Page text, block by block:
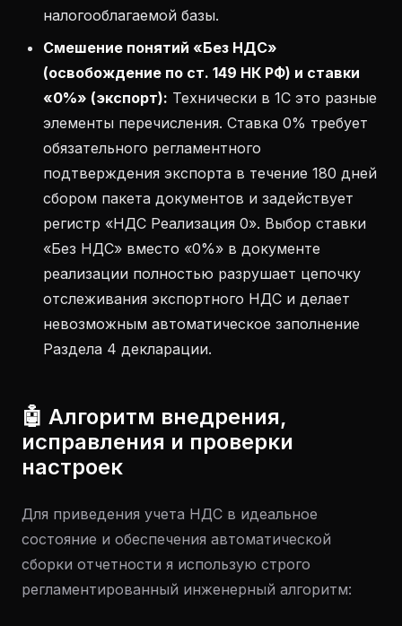
налогооблагаемой базы.
Смешение понятий «Без НДС»
(освобождение по ст. 149 НК РФ) и ставки
«0%» (экспорт): Технически в 1С это разные
элементы перечисления. Ставка 0% требует
обязательного регламентного
подтверждения экспорта в течение 180 дней
сбором пакета документов и задействует
регистр «НДС Реализация 0». Выбор ставки
«Без НДС» вместо «0%» в документе
реализации полностью разрушает цепочку
отслеживания экспортного НДС и делает
невозможным автоматическое заполнение
Раздела 4 декларации.
🤖 Алгоритм внедрения,
исправления и проверки
настроек
Для приведения учета НДС в идеальное
состояние и обеспечения автоматической
сборки отчетности я использую строго
регламентированный инженерный алгоритм: